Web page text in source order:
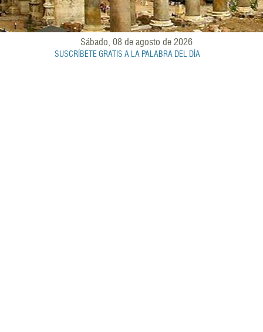
Sábado, 08 de agosto de 2026
SUSCRÍBETE GRATIS A LA PALABRA DEL DÍA